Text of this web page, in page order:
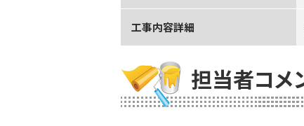
工事内容詳細
担当者コメ